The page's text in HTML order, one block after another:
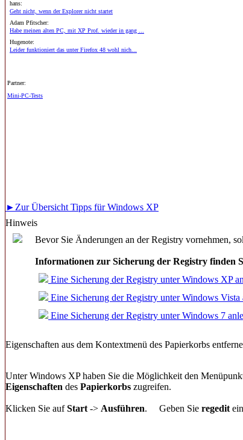
hans:
Geht nicht, wenn der Explorer nicht startet
Adam Pfitscher:
Habe meinen alten PC, mit XP Prof. wieder in gang ...
Hugenote:
Leider funktioniert das unter Firefox 48 wohl nich...
Partner:
Mini-PC-Tests
►Zur Übersicht Tipps für Windows XP
Hinweis
Bevor Sie Änderungen an der Registry vornehmen,
Informationen zur Sicherung der Registry finden
Eine Sicherung der Registry unter Windows XP
Eine Sicherung der Registry unter Windows Vista
Eine Sicherung der Registry unter Windows 7
Eigenschaften aus dem Kontextmenü des Papierkorbs
Unter Windows XP haben Sie die Möglichkeit den
Eigenschaften des Papierkorbs zugreifen.
Klicken Sie aufStart -> Ausführen. Geben Sie regedit